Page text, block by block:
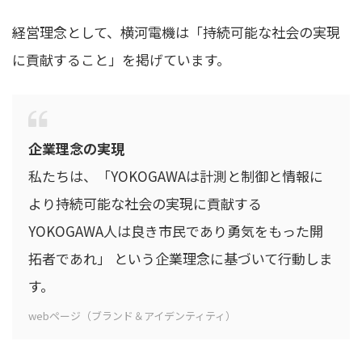
経営理念として、横河電機は「持続可能な社会の実現
に貢献すること」を掲げています。
企業理念の実現
私たちは、「YOKOGAWAは計測と制御と情報に
より持続可能な社会の実現に貢献する
YOKOGAWA人は良き市民であり勇気をもった開
拓者であれ」 という企業理念に基づいて行動しま
す。
webページ（ブランド＆アイデンティティ）